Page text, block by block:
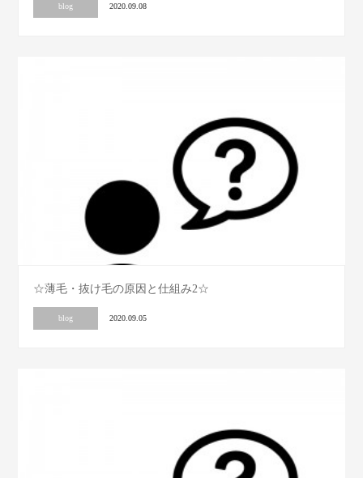
blog 2020.09.08
☆薄毛・抜け毛の原因と仕組み2☆
blog 2020.09.05